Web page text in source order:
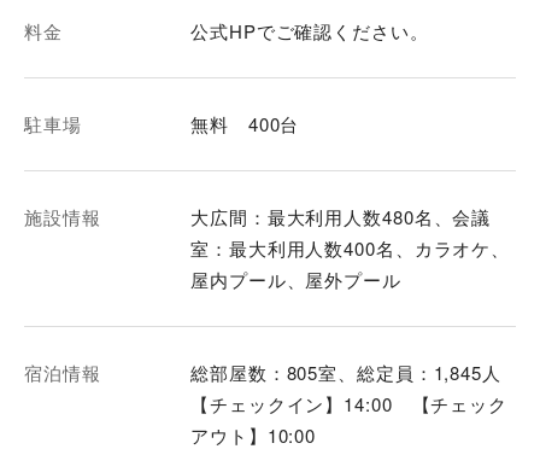
料金 公式HPでご確認ください。
駐車場 無料 400台
施設情報
大広間：最大利用人数480名、会議
室：最大利用人数400名、カラオケ、
屋内プール、屋外プール
宿泊情報
総部屋数：805室、総定員：1,845人
【チェックイン】14:00 【チェック
アウト】10:00